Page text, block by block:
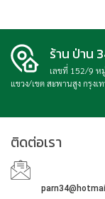
ร้าน ป่าน
เลขที่ 152/9 ห
แขวง/เขต สะพานสูง กรุงเ
ติดต่อเรา